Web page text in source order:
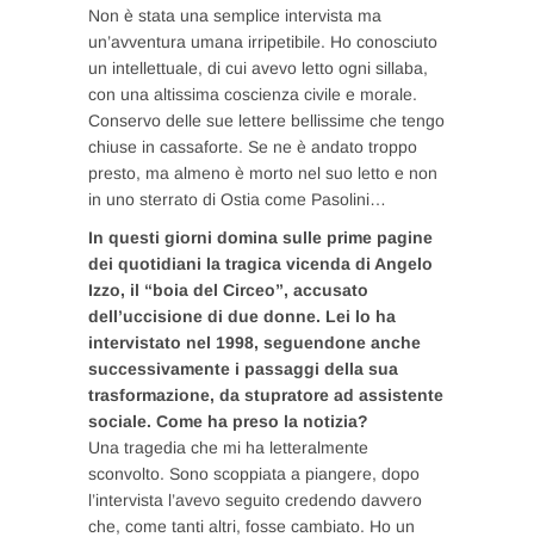
Non è stata una semplice intervista ma
un’avventura umana irripetibile. Ho conosciuto
un intellettuale, di cui avevo letto ogni sillaba,
con una altissima coscienza civile e morale.
Conservo delle sue lettere bellissime che tengo
chiuse in cassaforte. Se ne è andato troppo
presto, ma almeno è morto nel suo letto e non
in uno sterrato di Ostia come Pasolini…
In questi giorni domina sulle prime pagine
dei quotidiani la tragica vicenda di Angelo
Izzo, il “boia del Circeo”, accusato
dell’uccisione di due donne. Lei lo ha
intervistato nel 1998, seguendone anche
successivamente i passaggi della sua
trasformazione, da stupratore ad assistente
sociale. Come ha preso la notizia?
Una tragedia che mi ha letteralmente
sconvolto. Sono scoppiata a piangere, dopo
l’intervista l’avevo seguito credendo davvero
che, come tanti altri, fosse cambiato. Ho un